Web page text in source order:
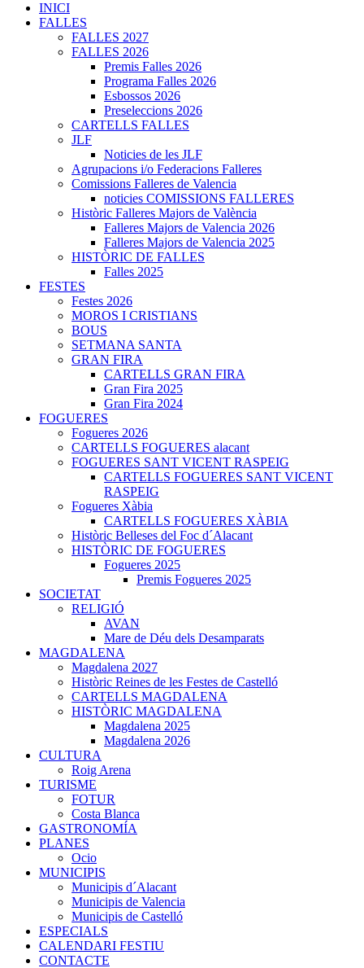
INICI
FALLES
FALLES 2027
FALLES 2026
Premis Falles 2026
Programa Falles 2026
Esbossos 2026
Preseleccions 2026
CARTELLS FALLES
JLF
Noticies de les JLF
Agrupacions i/o Federacions Falleres
Comissions Falleres de Valencia
noticies COMISSIONS FALLERES
Històric Falleres Majors de València
Falleres Majors de Valencia 2026
Falleres Majors de Valencia 2025
HISTÒRIC DE FALLES
Falles 2025
FESTES
Festes 2026
MOROS I CRISTIANS
BOUS
SETMANA SANTA
GRAN FIRA
CARTELLS GRAN FIRA
Gran Fira 2025
Gran Fira 2024
FOGUERES
Fogueres 2026
CARTELLS FOGUERES alacant
FOGUERES SANT VICENT RASPEIG
CARTELLS FOGUERES SANT VICENT
RASPEIG
Fogueres Xàbia
CARTELLS FOGUERES XÀBIA
Històric Belleses del Foc d´Alacant
HISTÒRIC DE FOGUERES
Fogueres 2025
Premis Fogueres 2025
SOCIETAT
RELIGIÓ
AVAN
Mare de Déu dels Desamparats
MAGDALENA
Magdalena 2027
Històric Reines de les Festes de Castelló
CARTELLS MAGDALENA
HISTÒRIC MAGDALENA
Magdalena 2025
Magdalena 2026
CULTURA
Roig Arena
TURISME
FOTUR
Costa Blanca
GASTRONOMÍA
PLANES
Ocio
MUNICIPIS
Municipis d´Alacant
Municipis de Valencia
Municipis de Castelló
ESPECIALS
CALENDARI FESTIU
CONTACTE